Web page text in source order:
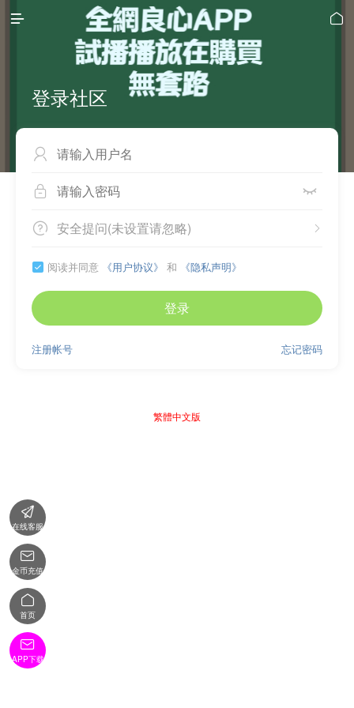
 
登录社区

 
 
安全提问(未设置请忽略)
 阅读并同意 《用户协议》 和 《隐私声明》
登录
忘记密码
注册帐号
繁體中文版

在线客服

金币充值

首页

APP下载